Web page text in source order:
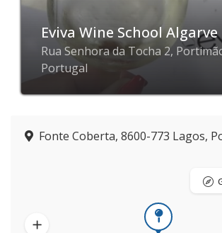
Eviva Wine School Algarve
Rua Senhora da Tocha 2,
Portugal
Fonte Coberta, 8600-773 Lagos,